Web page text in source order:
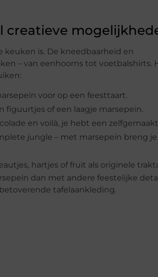
creatieve
keuken is. De kneedbaarheid en
– van eenhoorns tot voetbalshirts.
voor op een feesttaart.
figuurtjes of een laagje marsepein.
en voilà, je hebt een
jungle – met marsepein breng
hartjes of fruit als originele
dan met andere feestelijke
tafelaankleding.